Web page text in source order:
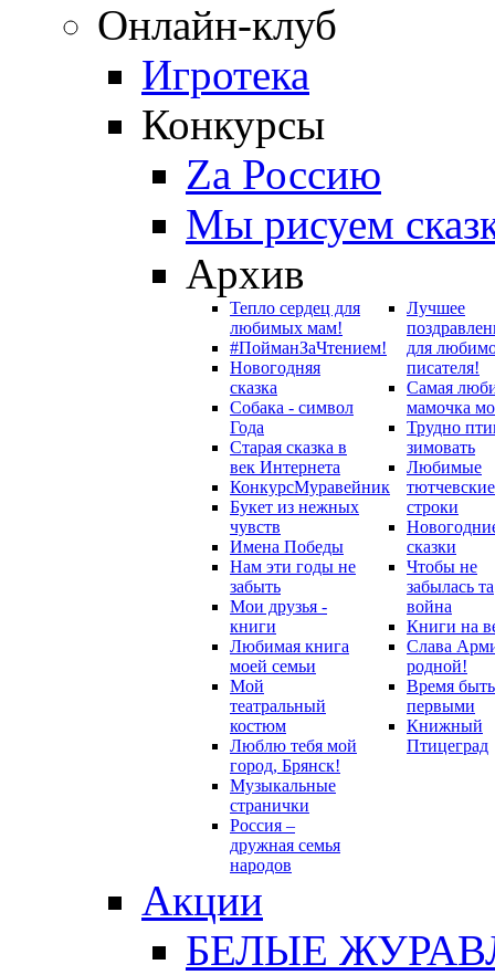
Онлайн-клуб
Игротека
Конкурсы
Zа Россию
Мы рисуем
Архив
Тепло сердец для
любимых мам!
#ПойманЗаЧтением!
Новогодняя
сказка
Собака - символ
Года
Старая сказка в
век Интернета
КонкурсМуравейник
Букет из нежных
чувств
Имена Победы
Нам эти годы не
забыть
Мои друзья -
книги
Любимая книга
моей семьи
Мой
театральный
костюм
Люблю тебя мой
город, Брянск!
Музыкальные
странички
Россия –
дружная семья
народов
Лучшее
для
писателя!
Самая
мамочка
Трудно
зимовать
Любимые
тютчевские
строки
сказки
Чтобы не
забылась та
война
Книги на
Слава
родной!
Время быть
первыми
Книжный
Птицеград
Акции
БЕЛЫЕ